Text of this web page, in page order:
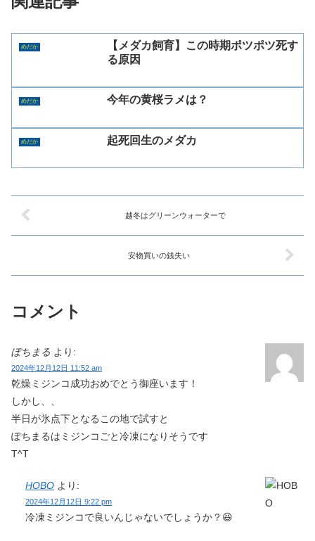
めだか
【メダカ飼育】この時期ポツポツ死す
る原因
めだか 今年の黄桜ラメは？
めだか 起死回生のメダカ
越冬はグリーンウォーターで
安物買いの銭失い
コメント
ぽちまる より:
2024年12月12日 11:52 am
乾燥ミジンコ成功おめでとう御座います！
しかし、、
半日が氷点下となるこの地で試すと
ぽちまるはミジンコごと冷凍になりそうです
T^T
HOBO より:
2024年12月12日 9:22 pm
冷凍ミジンコで良いんじゃないでしょうか？😆